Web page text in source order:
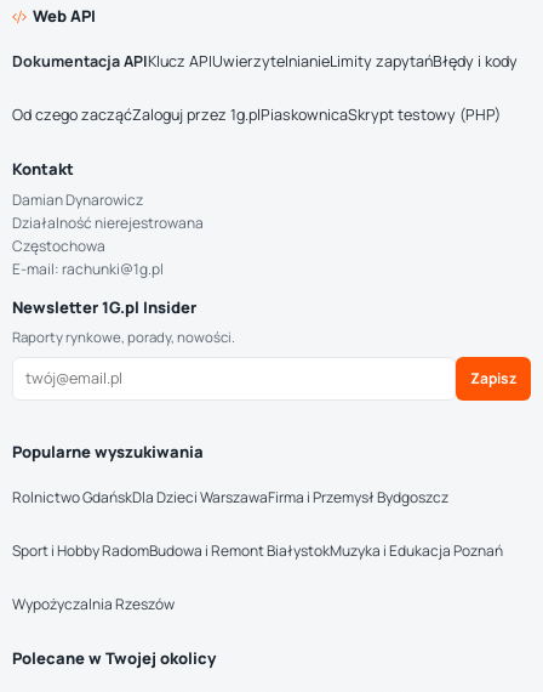
Web API
Dokumentacja APIKlucz APIUwierzytelnianieLimity zapytańBłędy i kody
Od czego zacząćZaloguj przez 1g.plPiaskownicaSkrypt testowy (PHP)
Kontakt
Damian Dynarowicz
Działalność nierejestrowana
Częstochowa
E-mail: rachunki@1g.pl
Newsletter 1G.pl Insider
Raporty rynkowe, porady, nowości.
Zapisz
Popularne wyszukiwania
Rolnictwo GdańskDla Dzieci WarszawaFirma i Przemysł Bydgoszcz
Sport i Hobby RadomBudowa i Remont BiałystokMuzyka i Edukacja Poznań
Wypożyczalnia Rzeszów
Polecane w Twojej okolicy